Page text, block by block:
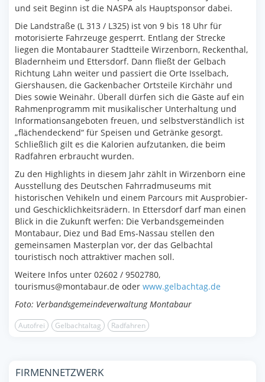
und seit Beginn ist die NASPA als Hauptsponsor dabei.
Die Landstraße (L 313 / L325) ist von 9 bis 18 Uhr für
motorisierte Fahrzeuge gesperrt. Entlang der Strecke
liegen die Montabaurer Stadtteile Wirzenborn, Reckenthal,
Bladernheim und Ettersdorf. Dann fließt der Gelbach
Richtung Lahn weiter und passiert die Orte Isselbach,
Giershausen, die Gackenbacher Ortsteile Kirchähr und
Dies sowie Weinähr. Überall dürfen sich die Gäste auf ein
Rahmenprogramm mit musikalischer Unterhaltung und
Informationsangeboten freuen, und selbstverständlich ist
„flächendeckend“ für Speisen und Getränke gesorgt.
Schließlich gilt es die Kalorien aufzutanken, die beim
Radfahren erbraucht wurden.
Zu den Highlights in diesem Jahr zählt in Wirzenborn eine
Ausstellung des Deutschen Fahrradmuseums mit
historischen Vehikeln und einem Parcours mit Ausprobier-
und Geschicklichkeitsrädern. In Ettersdorf darf man einen
Blick in die Zukunft werfen: Die Verbandsgemeinden
Montabaur, Diez und Bad Ems-Nassau stellen den
gemeinsamen Masterplan vor, der das Gelbachtal
touristisch noch attraktiver machen soll.
Weitere Infos unter 02602 / 9502780,
tourismus@montabaur.de oder www.gelbachtag.de
Foto: Verbandsgemeindeverwaltung Montabaur
Autofrei Gelbachtaltag Radfahren
FIRMENNETZWERK